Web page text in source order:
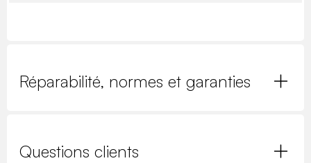
Réparabilité, normes et garanties
Questions clients